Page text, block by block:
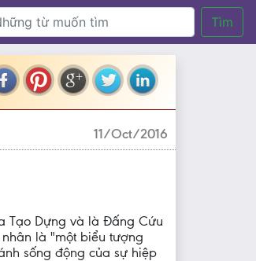
Tìm
11/Oct/2016
Tạo Dựng và là Đấng Cứu
là "một biểu tượng
sống động của sự hiệp